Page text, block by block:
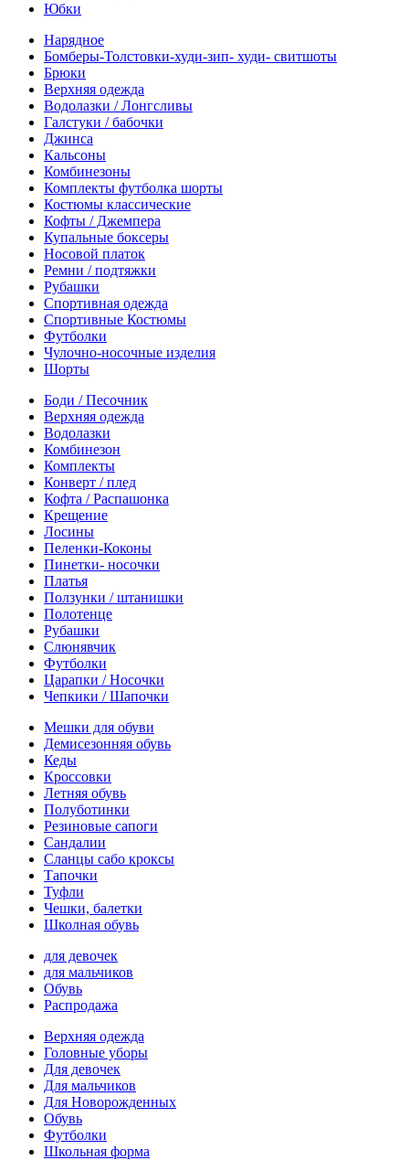
Юбки
Нарядное
Бомберы-Толстовки-худи-зип- худи- свитшоты
Брюки
Верхняя одежда
Водолазки / Лонгсливы
Галстуки / бабочки
Джинса
Кальсоны
Комбинезоны
Комплекты футболка шорты
Костюмы классические
Кофты / Джемпера
Купальные боксеры
Носовой платок
Ремни / подтяжки
Рубашки
Спортивная одежда
Спортивные Костюмы
Футболки
Чулочно-носочные изделия
Шорты
Боди / Песочник
Верхняя одежда
Водолазки
Комбинезон
Комплекты
Конверт / плед
Кофта / Распашонка
Крещение
Лосины
Пеленки-Коконы
Пинетки- носочки
Платья
Ползунки / штанишки
Полотенце
Рубашки
Слюнявчик
Футболки
Царапки / Носочки
Чепкики / Шапочки
Мешки для обуви
Демисезонняя обувь
Кеды
Кроссовки
Летняя обувь
Полуботинки
Резиновые сапоги
Сандалии
Сланцы сабо кроксы
Тапочки
Туфли
Чешки, балетки
Школная обувь
для девочек
для мальчиков
Обувь
Распродажа
Верхняя одежда
Головные уборы
Для девочек
Для мальчиков
Для Новорожденных
Обувь
Футболки
Школьная форма